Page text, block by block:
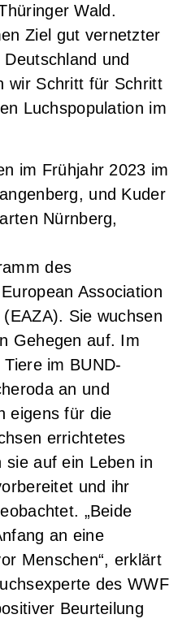
Wald.
Ziel gut vernetzter
und
wir Schritt für Schritt
Luchspopulation im
im Frühjahr 2023 im
und Kuder
Nürnberg,
des
Association
Sie wuchsen
Gehegen auf. Im
im BUND-
an und
eigens für die
errichtetes
sie auf ein Leben in
und ihr
„Beide
an eine
Menschen“, erklärt
des WWF
Beurteilung